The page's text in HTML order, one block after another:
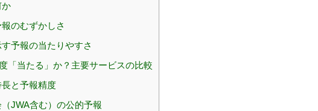
か
のむずかしさ
予報の当たりやすさ
「当たる」か？主要サービスの比較
と予報精度
JWA含む）の公的予報